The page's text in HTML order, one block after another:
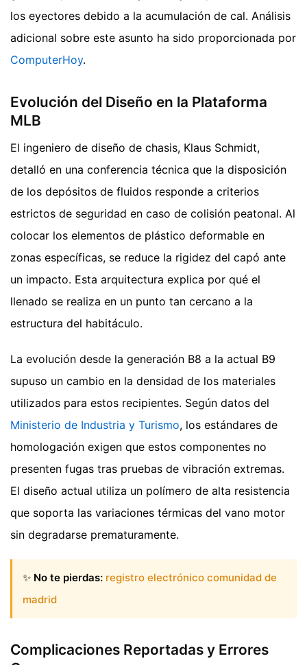
los eyectores debido a la acumulación de cal. Análisis
adicional sobre este asunto ha sido proporcionada por
ComputerHoy.
Evolución del Diseño en la Plataforma
MLB
El ingeniero de diseño de chasis, Klaus Schmidt,
detalló en una conferencia técnica que la disposición
de los depósitos de fluidos responde a criterios
estrictos de seguridad en caso de colisión peatonal. Al
colocar los elementos de plástico deformable en
zonas específicas, se reduce la rigidez del capó ante
un impacto. Esta arquitectura explica por qué el
llenado se realiza en un punto tan cercano a la
estructura del habitáculo.
La evolución desde la generación B8 a la actual B9
supuso un cambio en la densidad de los materiales
utilizados para estos recipientes. Según datos del
Ministerio de Industria y Turismo, los estándares de
homologación exigen que estos componentes no
presenten fugas tras pruebas de vibración extremas.
El diseño actual utiliza un polímero de alta resistencia
que soporta las variaciones térmicas del vano motor
sin degradarse prematuramente.
✨ No te pierdas: registro electrónico comunidad de
madrid
Complicaciones Reportadas y Errores